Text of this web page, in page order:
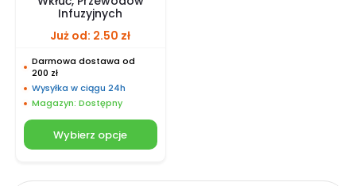
Infuzyjnych
Już od: 2.50 zł
Darmowa dostawa od
200 zł
Wysyłka w ciągu 24h
Magazyn: Dostępny
Wybierz opcje